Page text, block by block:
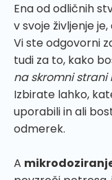
Ena od odličnih
v svoje življenje
Vi ste odgovorni
tudi za to, kako
na skromni strani
Izbirate lahko,
uporabili in ali
odmerek.
A